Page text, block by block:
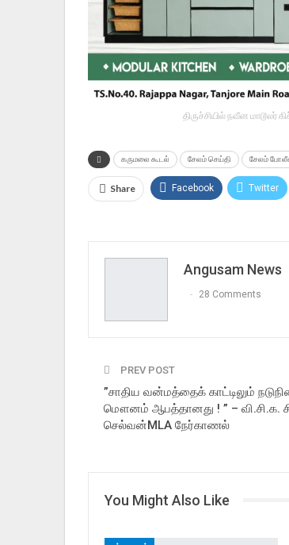
திருச்சியில் நவீன
கருமலை கூடல் சேலம் செய்தி சேலம்
Share Facebook Twitter
Angusam News
28 Comments
PREV POST
”சாதிய வன்மத்தைக் காட்டிலும்
மௌனம் ஆபத்தானது ! ” – வி.சி.க.
செல்வன்MLA நேர்காணல்
You Might Also Like